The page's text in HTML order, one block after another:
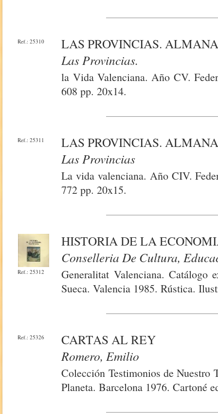
Ref.: 25310
LAS PROVINCIAS.
Las Provincias.
la Vida Valenciana. Año CV.
608 pp. 20x14.
Ref.: 25311
LAS PROVINCIAS.
Las Provincias
La vida valenciana. Año CIV.
772 pp. 20x15.
Ref.: 25312
HISTORIA DE LA
Conselleria De Cultura,
Generalitat Valenciana. Catálogo
Sueca. Valencia 1985. Rústica.
Ref.: 25326
CARTAS AL REY
Romero, Emilio
Colección Testimonios de Nuestro
Planeta. Barcelona 1976. Cartoné